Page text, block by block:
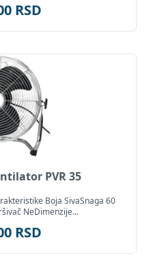
RSD
PVR 35
Boja SivaSnaga 60
NeDimenzije...
RSD